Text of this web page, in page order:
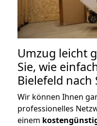
Umzug leicht
Sie, wie
Bielefeld nach
Wir können Ihnen
professionelles
einem